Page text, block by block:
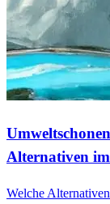
Alternativen
Welche